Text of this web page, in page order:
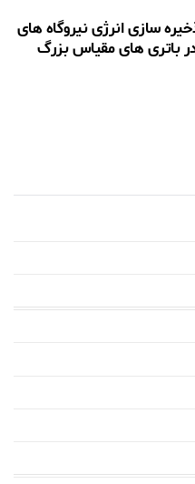
سازی انرژی نیروگاه های
باتری های مقیاس بزرگ